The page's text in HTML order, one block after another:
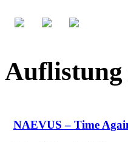
Auflistung
NAEVUS – Time